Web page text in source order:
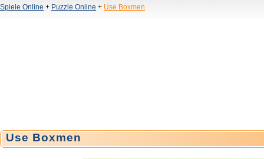
Spiele Online + Puzzle Online + Use Boxmen
Use Boxmen